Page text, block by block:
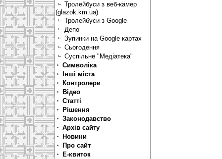
Тролейбуси з веб-камер
(glazok.km.ua)
Тролейбуси з Google
Депо
Зупинки на Google картах
Сьогодення
Суспільне "Медіатека"
Символіка
Інші міста
Контролери
Відео
Статті
Рішення
Законодавство
Архів сайту
Новини
Про сайт
Е-квиток